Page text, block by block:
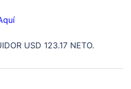
USD 123.17 NETO.